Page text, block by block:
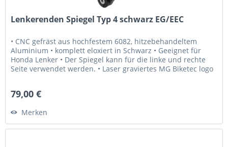
Lenkerenden Spiegel Typ 4 schwarz EG/EEC
• CNC gefräst aus hochfestem 6082, hitzebehandeltem
Aluminium • komplett eloxiert in Schwarz • Geeignet für
Honda Lenker • Der Spiegel kann für die linke und rechte
Seite verwendet werden. • Laser graviertes MG Biketec logo
79,00 €
Merken